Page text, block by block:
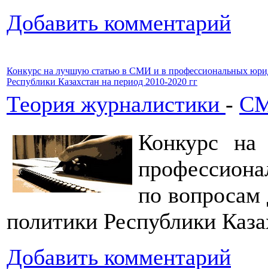
Добавить комментарий
Конкурс на лучшую статью в СМИ и в профессиональных
Республики Казахстан на период 2010-2020 гг
Теория журналистики -
Конкурс
по вопросам
политики Республики
Добавить комментарий